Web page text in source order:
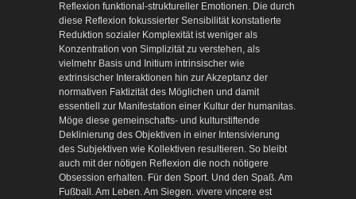
Reflexion funktional-struktureller Emotionen. Die durch
diese Reflexion fokussierter Sensibilität konstatierte
Reduktion sozialer Komplexität ist weniger als
Konzentration von Simplizität zu verstehen, als
vielmehr Basis und Initium intrinsischer wie
extrinsischer Interaktionen hin zur Akzeptanz der
normativen Faktizität des Möglichen und damit
essentiell zur Manifestation einer Kultur der humanitas.
Möge diese gemeinschafts- und kulturstiftende
Deklinierung des Objektiven in einer Intensivierung
des Subjektiven wie Kollektiven resultieren. So bleibt
auch mit der nötigen Reflexion die noch nötigere
Obsession erhalten. Für den Sport. Und den Spaß. Am
Fußball. Am Leben. Am Siegen. vivere vincere est